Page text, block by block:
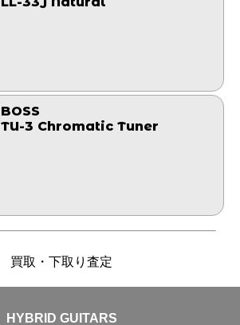
BOSS
TU-3 Chromatic Tuner
買取・下取り査定
HYBRID GUITARS